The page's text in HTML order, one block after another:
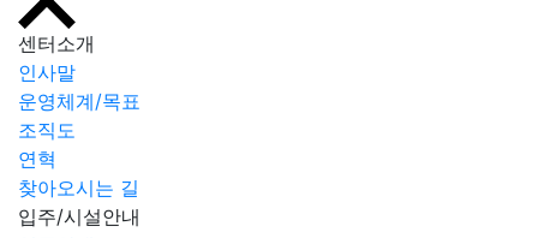
센터소개
인사말
운영체계/목표
조직도
연혁
찾아오시는 길
입주/시설안내